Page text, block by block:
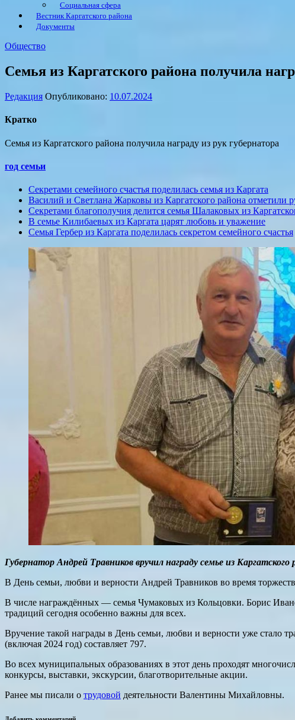
Социальная сфера
Вестник Каргатского района
Документы
Общество
Семья из Каргатского района получила
Редакция Опубликовано: 10.07.2024
Кратко
Семья из Каргатского района получила награду из рук губернатора
год семьи
Секретами семейного счастья поделилась семья из Каргата
Василий и Светлана Жарковы из Каргатского района отметили
Секретами благополучия делится семья Шалаковых из
В семье Килибаевых из Каргата царят любовь и уважение
Семья Гербер из Каргата поделилась секретом семейного счастья
Губернатор Андрей Травников вручил награду семье из Каргатского
В День семьи, любви и верности Андрей Травников во время
В числе награждённых — семья Чумаковых из Кольцовки. Борис
традиций сегодня особенно важны для всех.
Вручение такой награды в День семьи, любви и верности уже стало
(включая 2024 год) составляет 797.
Во всех муниципальных образованиях в этот день проходят
конкурсы, выставки, экскурсии, благотворительные акции.
Ранее мы писали о трудовой деятельности Валентины Михайловны.